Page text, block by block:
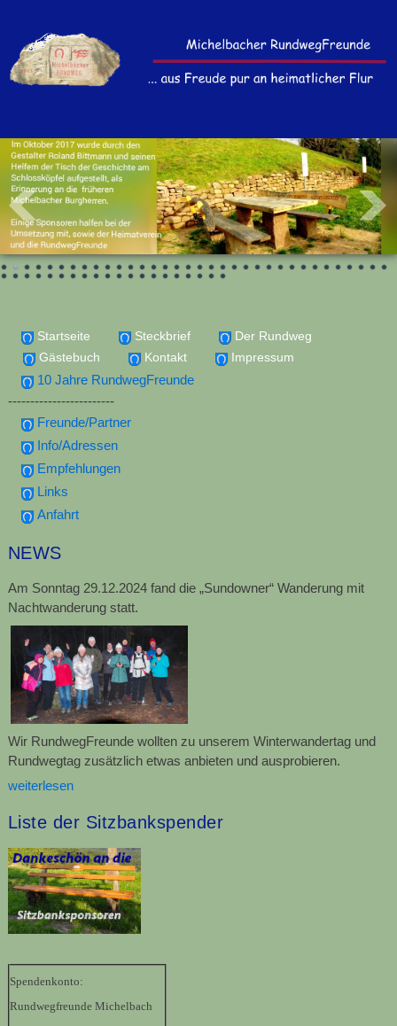
Startseite Steckbrief
Der Rundweg
Gästebuch
Kontakt Impressum
10 Jahre RundwegFreunde
------------------------
Freunde/Partner
Info/Adressen
Empfehlungen
Links
Anfahrt
NEWS
Am Sonntag 29.12.2024 fand die „Sundowner“ Wanderung mit
Nachtwanderung statt.
Wir RundwegFreunde wollten zu unserem Winterwandertag und
Rundwegtag zusätzlich etwas anbieten und ausprobieren.
weiterlesen
Liste der Sitzbankspender
Spendenkonto:
Rundwegfreunde Michelbach